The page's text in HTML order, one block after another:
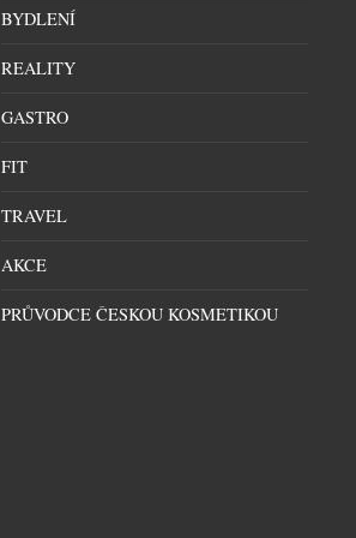
BYDLENÍ
REALITY
GASTRO
FIT
TRAVEL
AKCE
PRŮVODCE ČESKOU KOSMETIKOU